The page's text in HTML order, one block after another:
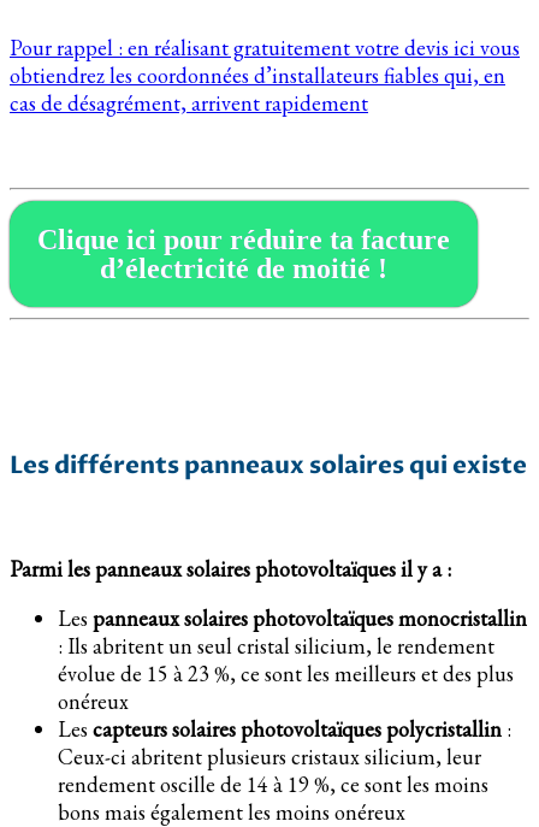
Pour rappel : en réalisant gratuitement votre devis ici vous
obtiendrez les coordonnées d’installateurs fiables qui, en
cas de désagrément, arrivent rapidement
Clique ici pour réduire ta facture
d’électricité de moitié !
Les différents panneaux solaires qui existe
Parmi les panneaux solaires photovoltaïques il y a :
Les panneaux solaires photovoltaïques monocristallin
: Ils abritent un seul cristal silicium, le rendement
évolue de 15 à 23 %, ce sont les meilleurs et des plus
onéreux
Les capteurs solaires photovoltaïques polycristallin :
Ceux-ci abritent plusieurs cristaux silicium, leur
rendement oscille de 14 à 19 %, ce sont les moins
bons mais également les moins onéreux